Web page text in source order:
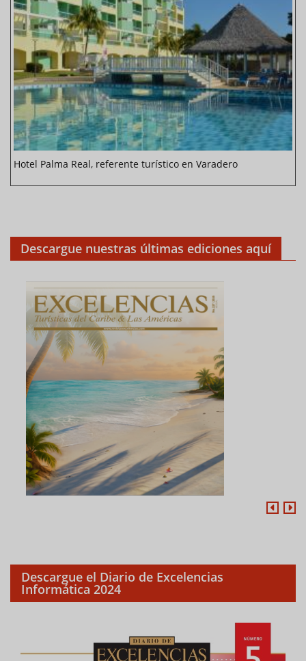
Hotel Palma Real, referente turístico en Varadero
Descargue nuestras últimas ediciones aquí
Descargue el Diario de Excelencias
Informática 2024